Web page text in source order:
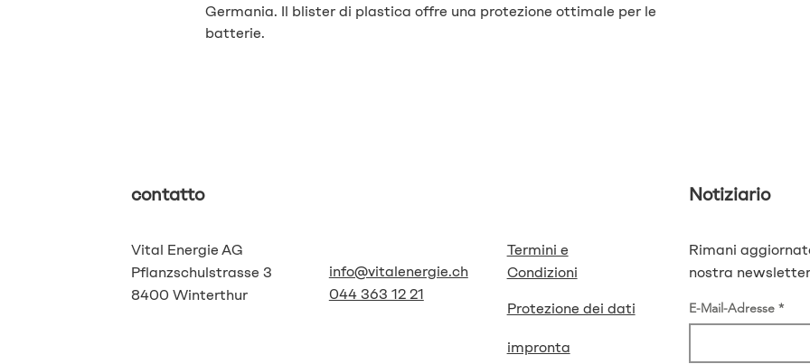
Germania. Il blister di plastica offre una protezione ottimale per le
batterie.
contatto
Vital Energie AG
Pflanzschulstrasse 3
8400 Winterthur
info@vitalenergie.ch
044 363 12 21
Termini e
Condizioni
Protezione dei dati
impronta
Notiziario
Rimani
nostra
E-Mail-Adresse